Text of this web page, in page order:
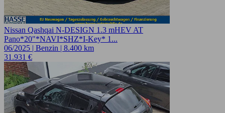
Nissan Qashqai N-DESIGN 1.3 mHEV AT
Pano*20"*NAVI*SHZ*I-Key* 1...
06/2025 | Benzin | 8.400 km
31.931 €